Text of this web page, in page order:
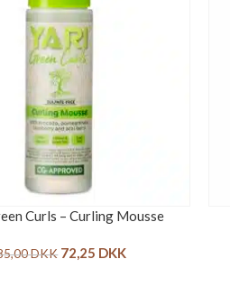
Curls – Curling Mousse
DKK 72,25 DKK